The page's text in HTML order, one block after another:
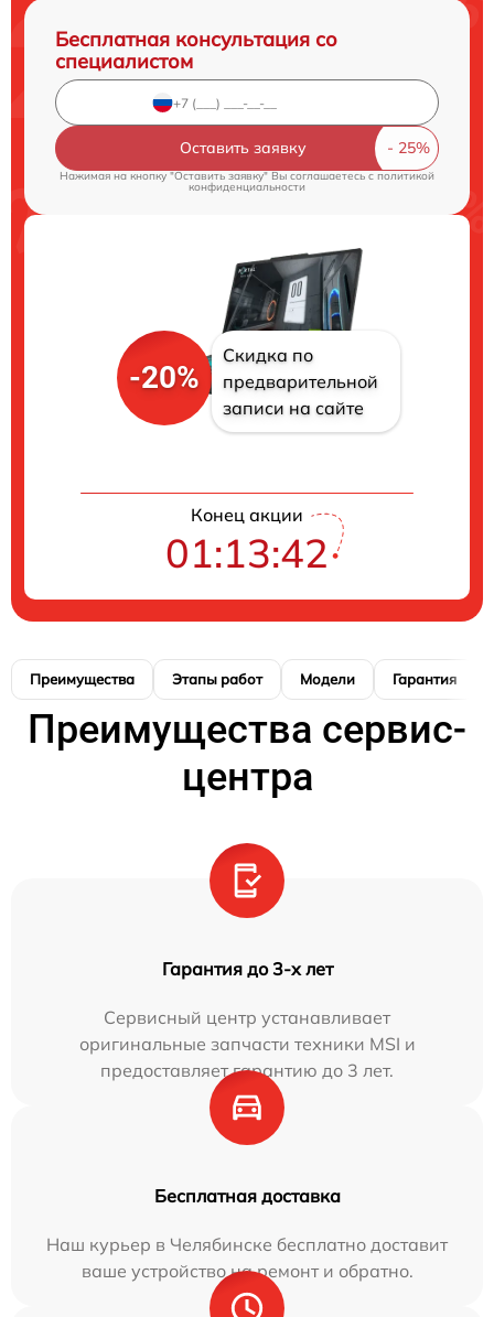
Бесплатная консультация со
специалистом
Оставить заявку
Нажимая на кнопку "Оставить заявку" Вы соглашаетесь cполитикой
конфиденциальности
-20%
Скидка по
предварительной
записи на сайте
Конец акции
01:13:41
Преимущества Этапы работ Модели Гарантия
Преимущества сервис-
центра
Гарантия до 3-х лет
Сервисный центр устанавливает
оригинальные запчасти техники MSI и
предоставляет гарантию до 3 лет.
Бесплатная доставка
Наш курьер в Челябинске бесплатно доставит
ваше устройство на ремонт и обратно.